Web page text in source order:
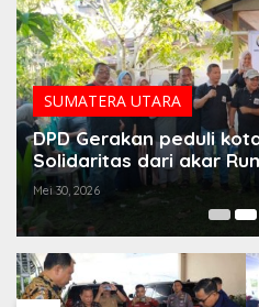
SUMATERA UTARA
DPD Gerakan peduli
Solidaritas dari akar
Dapat Dukungan
Mei 30, 2026